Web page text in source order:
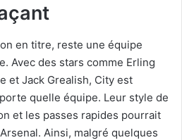
en titre, reste une équipe
Avec des stars comme Erling
et Jack Grealish, City est
quelle équipe. Leur style de
et les passes rapides pourrait
Ainsi, malgré quelques